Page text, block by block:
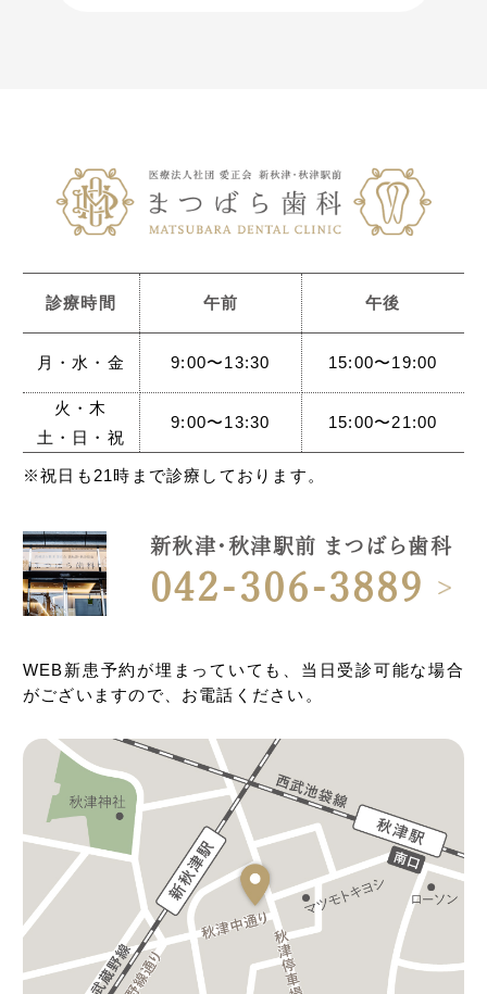
診療時間 午前 午後
月・水・金 9:00〜13:30 15:00〜19:00
火・木
土・日・祝
9:00〜13:30 15:00〜21:00
※祝日も21時まで診療しております。
新秋津・秋津駅前 まつばら歯科
042-306-3889
WEB新患予約が埋まっていても、当日受診可能な場合
がございますので、お電話ください。